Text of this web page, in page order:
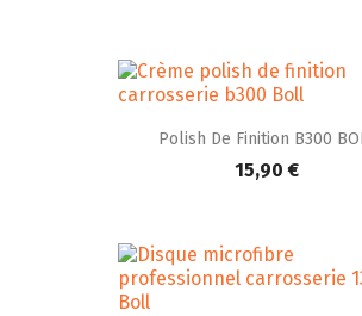
Polish De Finition B300
15,90 €